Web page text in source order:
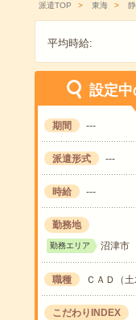
派遣TOP 東海
平均時給:
設定
期間 ---
派遣形式 ---
時給 ---
勤務地
勤務エリア 沼津市
職種 ＣＡＤ（土
こだわりINDEX